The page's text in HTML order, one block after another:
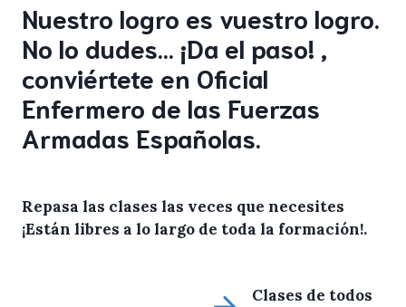
Nuestro logro es vuestro logro.
No lo dudes… ¡Da el paso! ,
conviértete en Oficial
Enfermero de las Fuerzas
Armadas Españolas.
Repasa las clases las veces que necesites
¡Están libres a lo largo de toda la formación!.
Clases de todos